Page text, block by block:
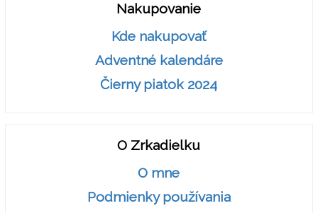
Nakupovanie
Kde nakupovať
Adventné kalendáre
Čierny piatok 2024
O Zrkadielku
O mne
Podmienky používania